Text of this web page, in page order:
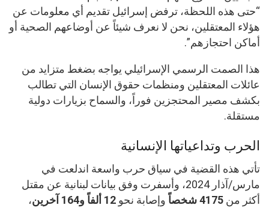
“حتى هذه اللحظة، ترفض إسرائيل تقديم أي معلومات عن
هؤلاء المعتقلين، نحن لا نعرف شيئاً عن أوضاعهم الصحية أو
أماكن احتجازهم”.
هذا الصمت الرسمي الإسرائيلي يواجه بضغط متزايد من
عائلات المعتقلين ومنظمات حقوق الإنسان التي تطالب
بكشف مصير المحتجزين فوراً، والسماح بزيارات دولية
مستقلة.
الحرب وتداعياتها الإنسانية
تأتي هذه القضية في سياق حرب واسعة اندلعت في
مارس/آذار 2024، وأسفرت وفق بيانات لبنانية عن مقتل
أكثر من 4175 شخصاً وإصابة نحو 12 ألفاً و164 آخرين
،